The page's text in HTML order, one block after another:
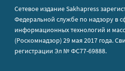
Сетевое издание Sakhapress
Федеральной службе по надзору в
информационных технологий и
(Роскомнадзор) 29 мая 2017 года.
регистрации Эл № ФС77-69888.